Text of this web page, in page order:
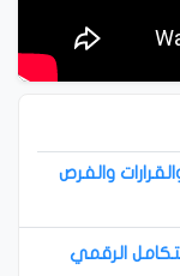
والفرص
الرقمي